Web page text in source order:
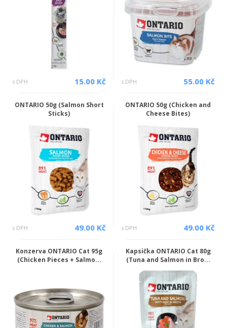
s DPH 15.00 Kč s DPH 55.00 Kč
ONTARIO 50g (Salmon Short
Sticks)
s DPH 49.00 Kč
ONTARIO 50g (Chicken and
Cheese Bites)
s DPH 49.00 Kč
Konzerva ONTARIO Cat 95g
(Chicken Pieces + Salmo...
Kapsička ONTARIO Cat 80g
(Tuna and Salmon in Bro...